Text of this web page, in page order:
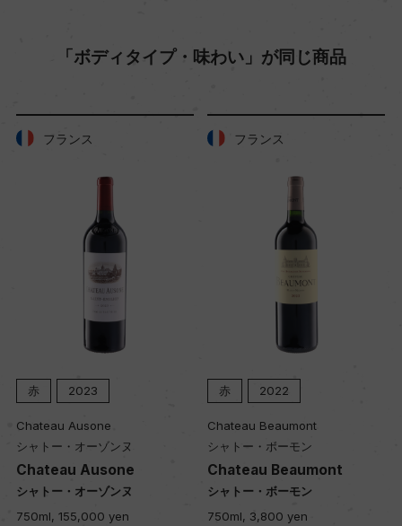
40hl/ha
樹齢
24年
風化した花崗岩土、砂利を含む粘土質
格付
ー
入数
12
「ボディタイプ・味わい」が同じ商品
フランス
赤 2023
Chateau Ausone
シャトー・オーゾンヌ
Chateau Ausone
シャトー・オーゾンヌ
750ml, 155,000 yen
フランス
赤 2022
Chateau Beaumont
シャトー・ボーモン
Chateau Beaumont
シャトー・ボーモン
750ml, 3,800 yen